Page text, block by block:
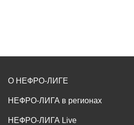
О НЕФРО-ЛИГЕ
НЕФРО-ЛИГА в регионах
НЕФРО-ЛИГА Live